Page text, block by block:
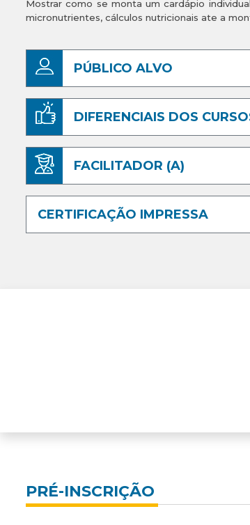
Mostrar como se monta um cardápio
micronutrientes, cálculos nutricionais ate a
PÚBLICO ALVO
DIFERENCIAIS DOS
FACILITADOR (A)
CERTIFICAÇÃO IMPRESSA
PRÉ-INSCRIÇÃO